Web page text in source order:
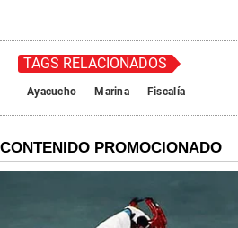
TAGS RELACIONADOS
Ayacucho Marina Fiscalía